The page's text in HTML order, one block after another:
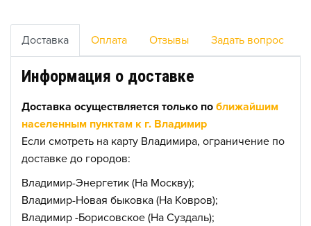
Доставка Оплата Отзывы Задать вопрос
Информация о доставке
Доставка осуществляется только по ближайшим
населенным пунктам к г. Владимир
Если смотреть на карту Владимира, ограничение по
доставке до городов:
Владимир-Энергетик (На Москву);
Владимир-Новая быковка (На Ковров);
Владимир -Борисовское (На Суздаль);